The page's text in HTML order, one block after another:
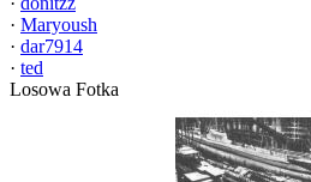
· Maryoush
· dar7914
· ted
Losowa Fotka